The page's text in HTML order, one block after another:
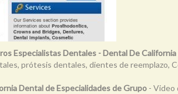
Especialistas Dentales - Dental De California
prótesis dentales, dientes de
Dental de Especialidades de Grupo - Video